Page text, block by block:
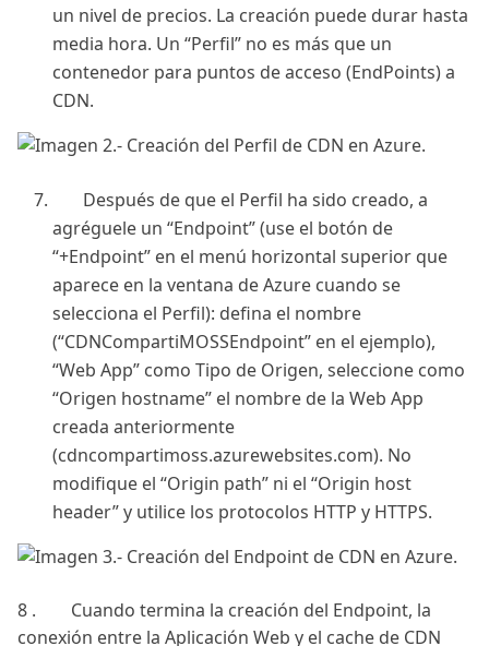
un nivel de precios. La creación puede durar hasta
media hora. Un “Perfil” no es más que un
contenedor para puntos de acceso (EndPoints) a
CDN.
Después de que el Perfil ha sido creado, a
agréguele un “Endpoint” (use el botón de
“+Endpoint” en el menú horizontal superior que
aparece en la ventana de Azure cuando se
selecciona el Perfil): defina el nombre
(“CDNCompartiMOSSEndpoint” en el ejemplo),
“Web App” como Tipo de Origen, seleccione como
“Origen hostname” el nombre de la Web App
creada anteriormente
(cdncompartimoss.azurewebsites.com). No
modifique el “Origin path” ni el “Origin host
header” y utilice los protocolos HTTP y HTTPS.
8 . Cuando termina la creación del Endpoint, la
conexión entre la Aplicación Web y el cache de CDN